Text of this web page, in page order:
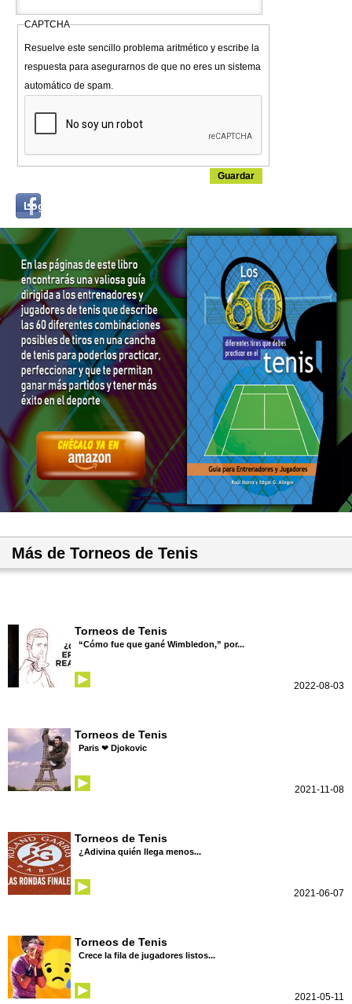
CAPTCHA
Resuelve este sencillo problema aritmético y escribe la
respuesta para asegurarnos de que no eres un sistema
automático de spam.
Log in with...
Más de Torneos de Tenis
Torneos de Tenis
“Cómo fue que gané Wimbledon,” por...
2022-08-03
Torneos de Tenis
Paris ❤ Djokovic
2021-11-08
Torneos de Tenis
¿Adivina quién llega menos...
2021-06-07
Torneos de Tenis
Crece la fila de jugadores listos...
2021-05-11